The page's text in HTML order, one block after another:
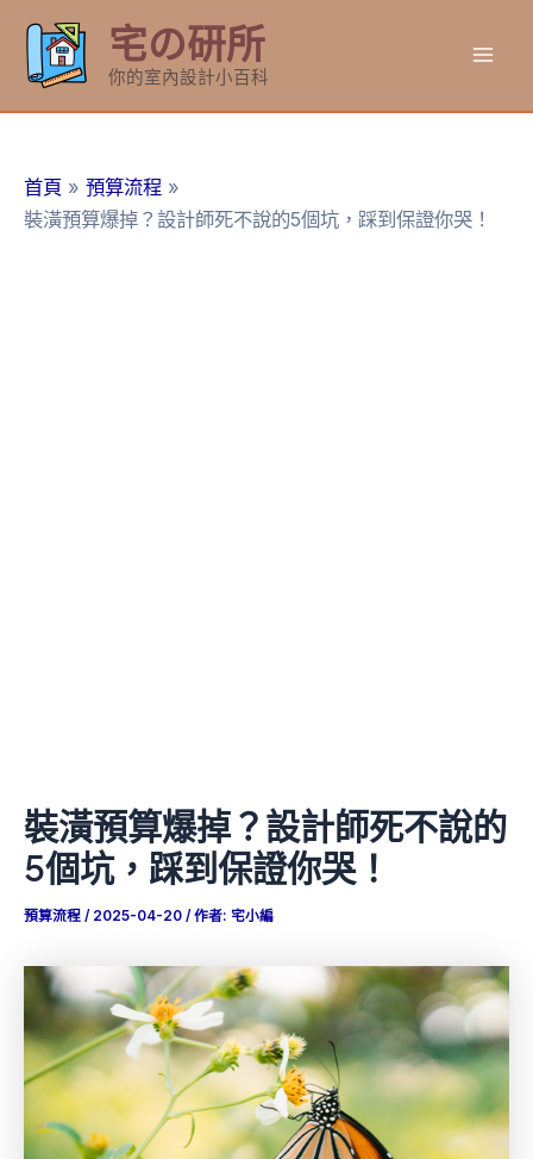
要
宅の研所
你的室內設計小百科
首頁
預算流程
裝潢預算爆掉？設計師死不說的5個坑，踩到保證你哭！
裝潢預算爆掉？設計師死不說的
5個坑，踩到保證你哭！
預算流程 / 2025-04-20 / 作者: 宅小編